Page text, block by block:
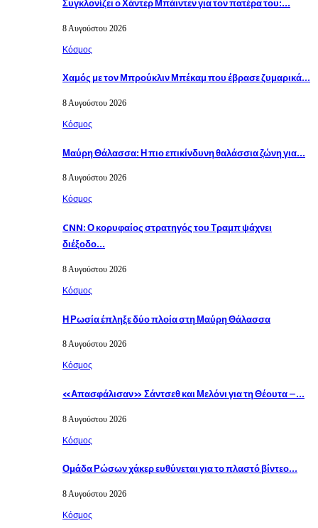
Συγκλονίζει ο Χάντερ Μπάιντεν για τον πατέρα του:…
8 Αυγούστου 2026
Κόσμος
Χαμός με τον Μπρούκλιν Μπέκαμ που έβρασε ζυμαρικά…
8 Αυγούστου 2026
Κόσμος
Μαύρη Θάλασσα: Η πιο επικίνδυνη θαλάσσια ζώνη για…
8 Αυγούστου 2026
Κόσμος
CNN: Ο κορυφαίος στρατηγός του Τραμπ ψάχνει
διέξοδο…
8 Αυγούστου 2026
Κόσμος
Η Ρωσία έπληξε δύο πλοία στη Μαύρη Θάλασσα
8 Αυγούστου 2026
Κόσμος
«Απασφάλισαν» Σάντσεθ και Μελόνι για τη Θέουτα –…
8 Αυγούστου 2026
Κόσμος
Ομάδα Ρώσων χάκερ ευθύνεται για το πλαστό βίντεο…
8 Αυγούστου 2026
Κόσμος